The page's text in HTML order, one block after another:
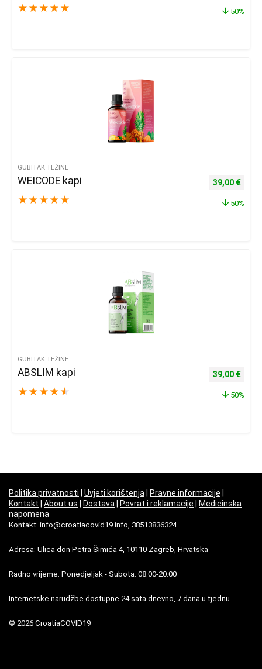
★ ★ ★ ★ ★ 50%
GUBITAK TEŽINE
WEICODE kapi
★ ★ ★ ★ ★
Izvorna
39,00 €
50%
GUBITAK TEŽINE
ABSLIM kapi
★ ★ ★ ★ ★
Izvorna
39,00 €
50%
Politika privatnosti | Uvjeti korištenja | Pravne informacije |
Kontakt | About us | Dostava | Povrat i reklamacije | Medicinska
napomena
Kontakt: info@croatiacovid19.info, 38513836324
Adresa: Ulica don Petra Šimića 4, 10110 Zagreb, Hrvatska
Radno vrijeme: Ponedjeljak - Subota: 08:00-20:00
Internetske narudžbe dostupne 24 sata dnevno, 7 dana u tjednu.
© 2026 CroatiaCOVID19